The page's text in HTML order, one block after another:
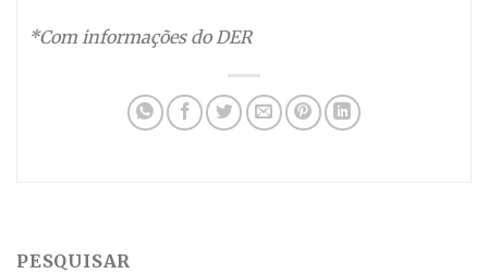
*Com informações do DER
PESQUISAR